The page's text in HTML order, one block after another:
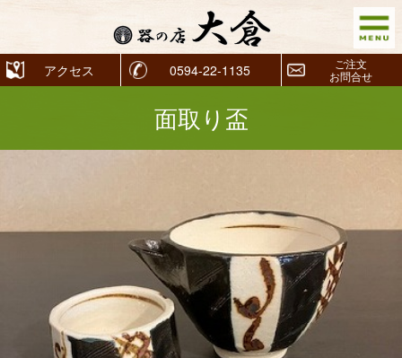
アクセス 0594-22-1135
ご注文
お問合せ
面取り盃